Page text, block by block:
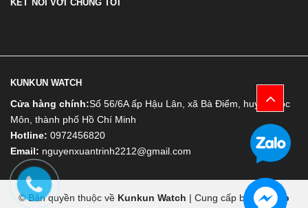
KẾT NỐI VỚI CHÚNG TÔI
KUNKUN WATCH
Cửa hàng chính:Số 56/6A ấp Hậu Lân, xã Bà Điểm, huyện Hóc
Môn, thành phố Hồ Chí Minh
Hotline: 0972456820
Email: nguyenxuantrinh2212@gmail.com
© Bản quyền thuộc về Kunkun Watch | Cung cấp bởi Bizweb